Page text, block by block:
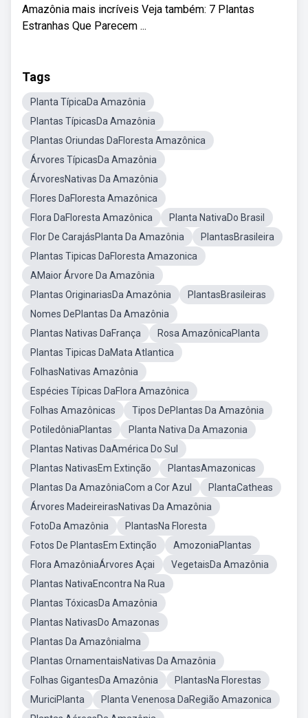
Amazônia mais incríveis Veja também: 7 Plantas
Estranhas Que Parecem ...
Tags
Planta TípicaDa Amazônia
Plantas TípicasDa Amazônia
Plantas Oriundas DaFloresta Amazônica
Árvores TípicasDa Amazônia
ÁrvoresNativas Da Amazônia
Flores DaFloresta Amazônica
Flora DaFloresta Amazônica
Planta NativaDo Brasil
Flor De CarajásPlanta Da Amazônia
PlantasBrasileira
Plantas Tipicas DaFloresta Amazonica
AMaior Árvore Da Amazônia
Plantas OriginariasDa Amazônia
PlantasBrasileiras
Nomes DePlantas Da Amazônia
Plantas Nativas DaFrança
Rosa AmazônicaPlanta
Plantas Tipicas DaMata Atlantica
FolhasNativas Amazônia
Espécies Típicas DaFlora Amazônica
Folhas Amazônicas
Tipos DePlantas Da Amazônia
PotiledôniaPlantas
Planta Nativa Da Amazonia
Plantas Nativas DaAmérica Do Sul
Plantas NativasEm Extinção
PlantasAmazonicas
Plantas Da AmazôniaCom a Cor Azul
PlantaCatheas
Árvores MadeireirasNativas Da Amazônia
FotoDa Amazônia
PlantasNa Floresta
Fotos De PlantasEm Extinção
AmozoniaPlantas
Flora AmazôniaÁrvores Açai
VegetaisDa Amazônia
Plantas NativaEncontra Na Rua
Plantas TóxicasDa Amazônia
Plantas NativasDo Amazonas
Plantas Da AmazôniaIma
Plantas OrnamentaisNativas Da Amazônia
Folhas GigantesDa Amazônia
PlantasNa Florestas
MuriciPlanta
Planta Venenosa DaRegião Amazonica